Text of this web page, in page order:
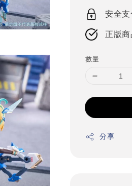
price
安全
正版
數量
分享